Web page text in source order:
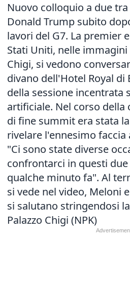
Nuovo colloquio a due
Donald Trump subito
lavori del G7. La premier
Stati Uniti, nelle immagini
Chigi, si vedono
divano dell'Hotel Royal di
della sessione incentrata
artificiale. Nel corso della
di fine summit era stata
rivelare l'ennesimo faccia
"Ci sono state diverse
confrontarci in questi
qualche minuto fa". Al
si vede nel video, Meloni
si salutano stringendosi
Palazzo Chigi (NPK)